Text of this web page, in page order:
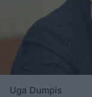
Uga Dumpis